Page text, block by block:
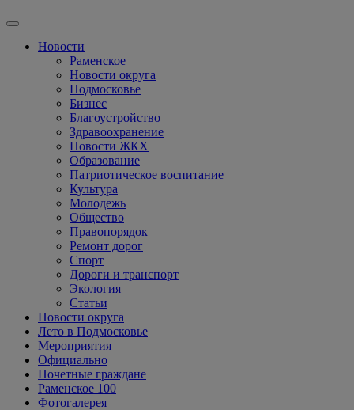
Новости
Раменское
Новости округа
Подмосковье
Бизнес
Благоустройство
Здравоохранение
Новости ЖКХ
Образование
Патриотическое воспитание
Культура
Молодежь
Общество
Правопорядок
Ремонт дорог
Спорт
Дороги и транспорт
Экология
Статьи
Новости округа
Лето в Подмосковье
Мероприятия
Официально
Почетные граждане
Раменское 100
Фотогалерея